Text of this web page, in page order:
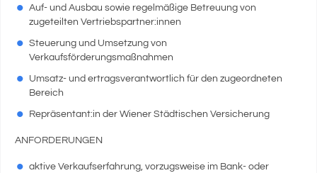
Auf- und Ausbau sowie regelmäßige Betreuung von
zugeteilten Vertriebspartner:innen
Steuerung und Umsetzung von
Verkaufsförderungsmaßnahmen
Umsatz- und ertragsverantwortlich für den zugeordneten
Bereich
Repräsentant:in der Wiener Städtischen Versicherung
ANFORDERUNGEN
aktive Verkaufserfahrung, vorzugsweise im Bank- oder